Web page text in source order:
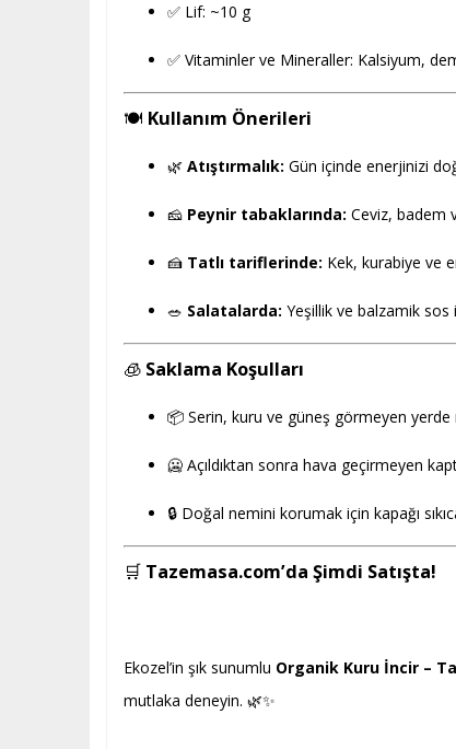
✅ Lif: ~10 g
✅ Vitaminler ve Mineraller: Kalsiyum,
🍽️ Kullanım Önerileri
🌿 Atıştırmalık: Gün içinde enerjinizi
🧀 Peynir tabaklarında: Ceviz, badem
🍰 Tatlı tariflerinde: Kek, kurabiye ve
🥗 Salatalarda: Yeşillik ve balzamik sos
🧊 Saklama Koşulları
📦 Serin, kuru ve güneş görmeyen yerde
🥶 Açıldıktan sonra hava geçirmeyen
🔒 Doğal nemini korumak için kapağı
🛒 Tazemasa.com’da Şimdi Satışta!
Ekozel’in şık sunumlu Organik Kuru İncir –
mutlaka deneyin. 🌿✨